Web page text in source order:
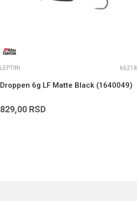
LEPTIRI 66218
Droppen 6g LF Matte Black (1640049)
829,00 RSD